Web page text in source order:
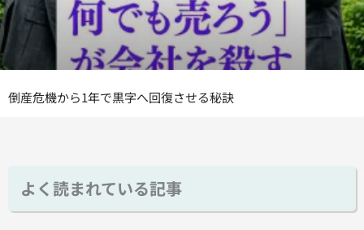
倒産危機から1年で黒字へ回復させる秘訣
よく読まれている記事